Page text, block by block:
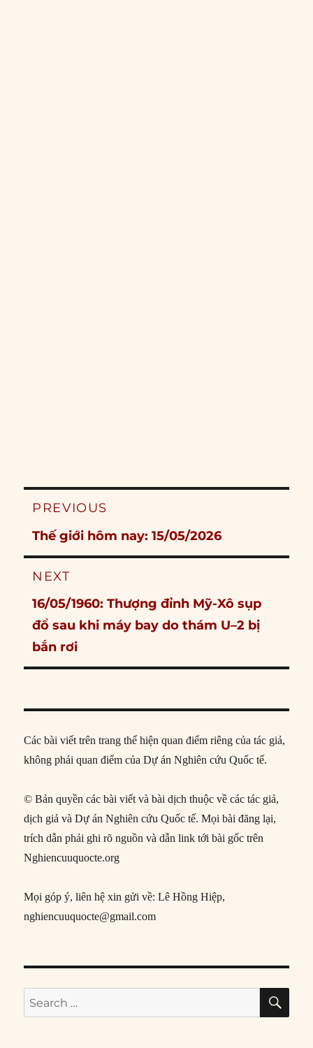
Post
PREVIOUS
Previous
post:
Thế giới hôm nay: 15/05/2026
NEXT
Next
post:
16/05/1960: Thượng đỉnh Mỹ-Xô sụp
đổ sau khi máy bay do thám U–2 bị
bắn rơi
Các bài viết trên trang thể hiện quan điểm riêng của tác giả,
không phải quan điểm của Dự án Nghiên cứu Quốc tế.
© Bản quyền các bài viết và bài dịch thuộc về các tác giả,
dịch giả và Dự án Nghiên cứu Quốc tế. Mọi bài đăng lại,
trích dẫn phải ghi rõ nguồn và dẫn link tới bài gốc trên
Nghiencuuquocte.org
Mọi góp ý, liên hệ xin gửi về: Lê Hồng Hiệp,
nghiencuuquocte@gmail.com
Search
for: